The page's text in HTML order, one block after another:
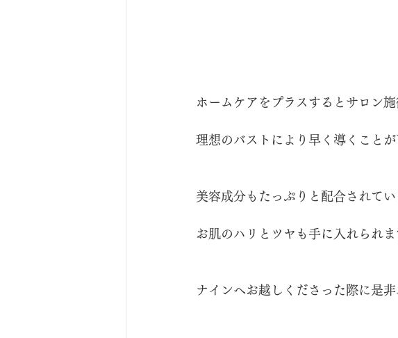
ホームケアをプラスするとサロン
理想のバストにより早く導くことが
美容成分もたっぷりと配合されて
お肌のハリとツヤも手に入れられま
ナインへお越しくださった際に是